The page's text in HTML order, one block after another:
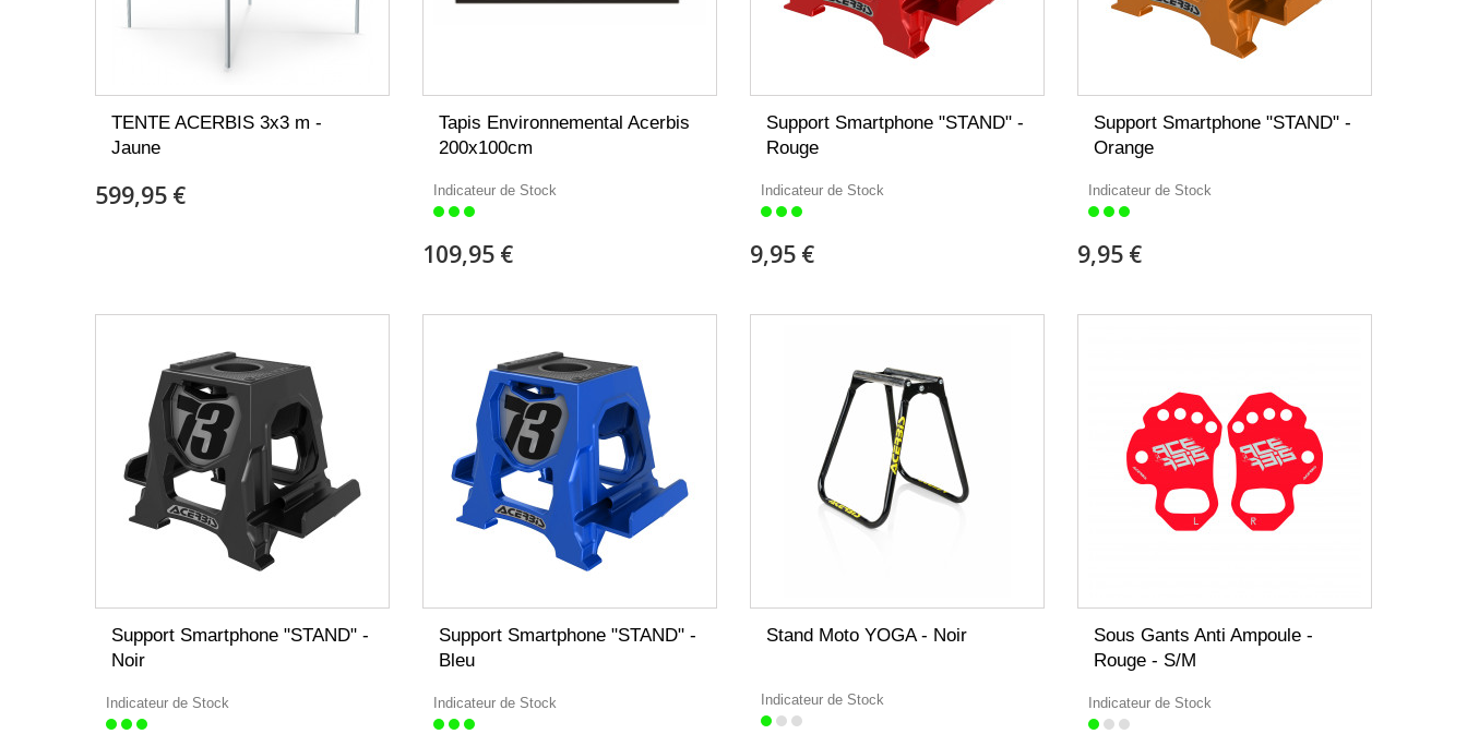
TENTE ACERBIS 3x3 m -
Jaune
599,95 €
Tapis Environnemental Acerbis
200x100cm
Indicateur de Stock
109,95 €
Support Smartphone "STAND" -
Rouge
Indicateur de Stock
9,95 €
Support Smartphone "STAND" -
Orange
Indicateur de Stock
9,95 €
Support Smartphone "STAND" -
Noir
Indicateur de Stock
Support Smartphone "STAND" -
Bleu
Indicateur de Stock
Stand Moto YOGA - Noir
Indicateur de Stock
Sous Gants Anti Ampoule -
Rouge - S/M
Indicateur de Stock